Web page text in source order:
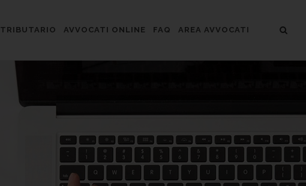
TRIBUTARIO AVVOCATI ONLINE FAQ AREA AVVOCATI